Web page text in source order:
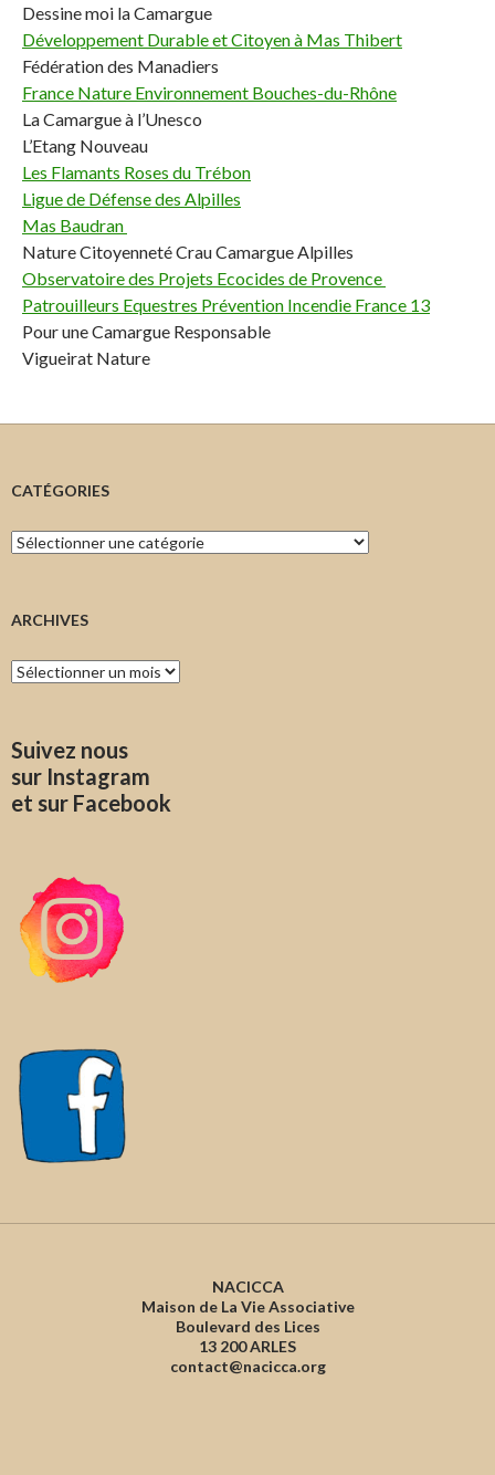
Dessine moi la Camargue
Développement Durable et Citoyen à Mas Thibert
Fédération des Manadiers
France Nature Environnement Bouches-du-Rhône
La Camargue à l’Unesco
L’Etang Nouveau
Les Flamants Roses du Trébon
Ligue de Défense des Alpilles
Mas Baudran
Nature Citoyenneté Crau Camargue Alpilles
Observatoire des Projets Ecocides de Provence
Patrouilleurs Equestres Prévention Incendie France 13
Pour une Camargue Responsable
Vigueirat Nature
CATÉGORIES
Catégories
ARCHIVES
Archives
Suivez nous
sur Instagram
et sur Facebook
NACICCA
Maison de La Vie Associative
Boulevard des Lices
13 200 ARLES
contact@nacicca.org